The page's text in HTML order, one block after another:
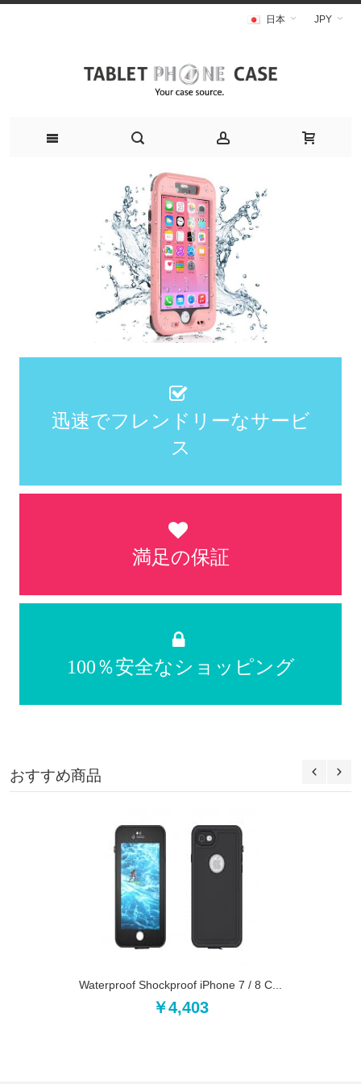
JPY
日本
迅速でフレンドリーなサービ
ス
満足の保証
100％安全なショッピング
おすすめ商品
Waterproof Shockproof iPhone 7 / 8 C...
￥4,403